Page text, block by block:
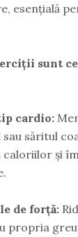
esențială
sunt
cardio:
săritul
și
de forță:
propria